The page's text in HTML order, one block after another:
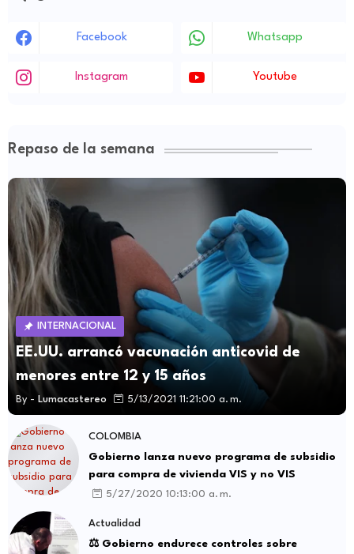
Facebook Whatsapp
Instagram Youtube
Repaso de la semana
INTERNACIONAL
EE.UU. arrancó vacunación anticovid de
menores entre 12 y 15 años
By - Lumacastereo 5/13/2021 11:21:00 a. m.
COLOMBIA
Gobierno lanza nuevo programa de subsidio
para compra de vivienda VIS y no VIS
5/27/2020 10:13:00 a. m.
Actualidad
⚖️ Gobierno endurece controles sobre